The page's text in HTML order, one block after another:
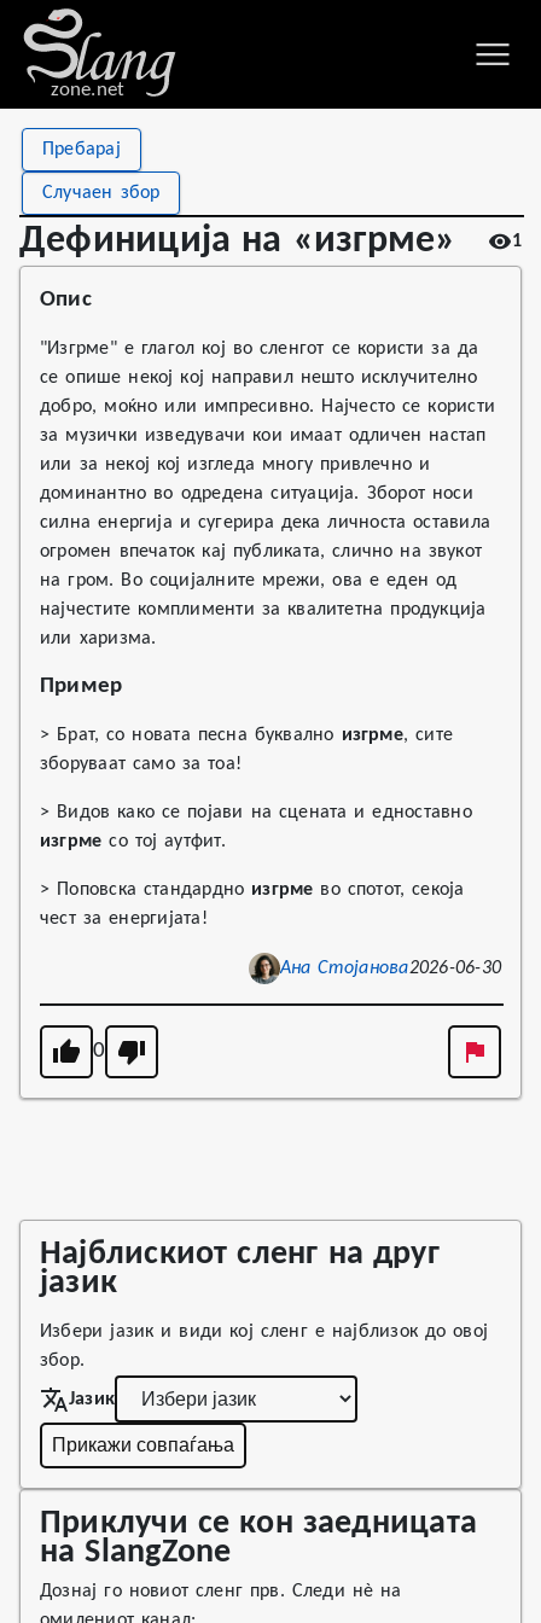
zone.net
Пребарај
Случаен збор
Дефиниција на «изгрме» 1
Дефиниција на «изгрме»
Stat
Value
Views
Definitions 1
First seen
Опис
"Изгрме" е глагол кој во сленгот се користи за да
се опише некој кој направил нешто исклучително
добро, моќно или импресивно. Најчесто се користи
за музички изведувачи кои имаат одличен настап
или за некој кој изгледа многу привлечно и
доминантно во одредена ситуација. Зборот носи
силна енергија и сугерира дека личноста оставила
огромен впечаток кај публиката, слично на звукот
на гром. Во социјалните мрежи, ова е еден од
најчестите комплименти за квалитетна продукција
или харизма.
Пример
> Брат, со новата песна буквално изгрме, сите
зборуваат само за тоа!
> Видов како се појави на сцената и едноставно
изгрме со тој аутфит.
> Поповска стандардно изгрме во спотот, секоја
чест за енергијата!
Ана Стојанова2026-06-30
0
Најблискиот сленг на друг
јазик
Избери јазик и види кој сленг е најблизок до овој
збор.
Јазик
Прикажи совпаѓања
Приклучи се кон заедницата
на SlangZone
Дознај го новиот сленг прв. Следи нè на